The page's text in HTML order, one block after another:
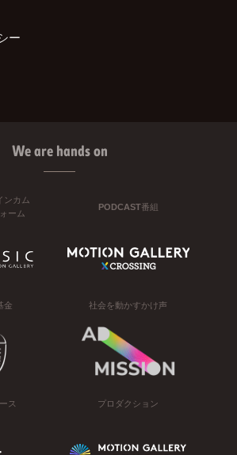
ー
We are hands on
ンカム
ーム
PODCAST番組
金 社会を動かすかけ声
ス プロダクション